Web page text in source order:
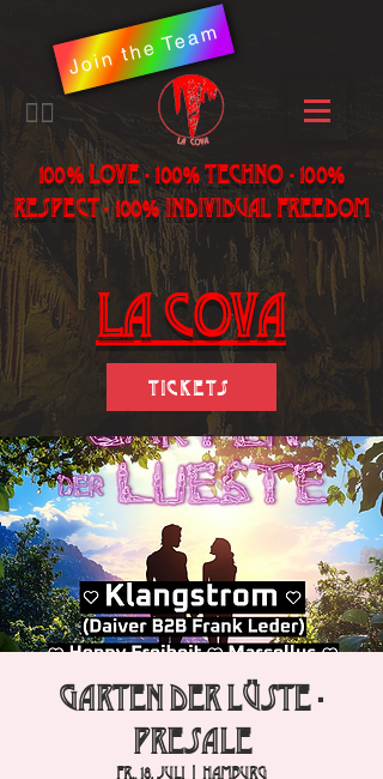
Join the Team
​🏳️‍🌈
100% LOVE - 100% Techno - 100%
Respect - 100% individual freedom
LA Cova
Tickets
Garten der Lüste -
Presale
Fr., 18. Juli
  |
Hamburg